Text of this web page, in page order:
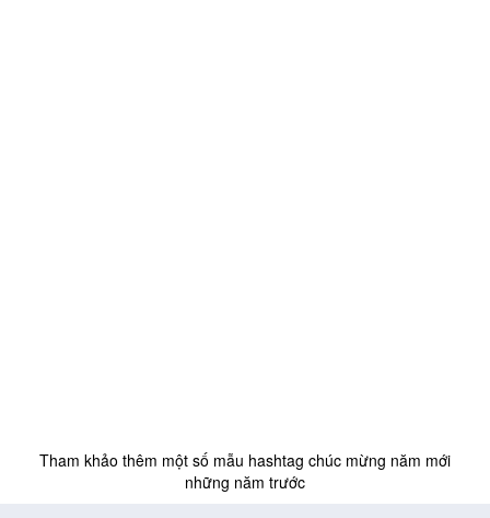
Tham khảo thêm một số mẫu hashtag chúc mừng năm mới
những năm trước